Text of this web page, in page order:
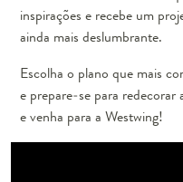
inspirações e recebe um
ainda mais deslumbrante.
Escolha o plano que mais
e prepare-se para
e venha para a Westwing!